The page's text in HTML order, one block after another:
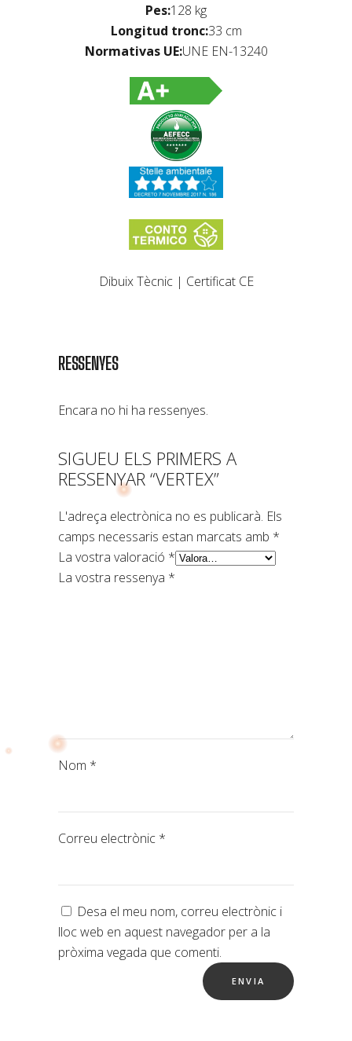
Pes:128 kg
Longitud tronc:33 cm
Normativas UE:UNE EN-13240
Dibuix Tècnic| Certificat CE
RESSENYES
Encara no hi ha ressenyes.
SIGUEU ELS PRIMERS A
RESSENYAR “VERTEX”
L'adreça electrònica no es publicarà. Els
camps necessaris estan marcats amb *
La vostra valoració *
La vostra ressenya *
Nom *
Correu electrònic *
Desa el meu nom, correu electrònic i
lloc web en aquest navegador per a la
pròxima vegada que comenti.